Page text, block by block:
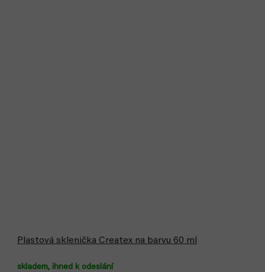
Plastová sklenička Createx na barvu 60 ml
skladem, ihned k odeslání